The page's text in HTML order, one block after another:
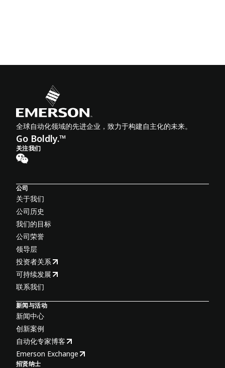
全球自动化领域的先进企业，致力于构建自主化的未来。
Go Boldly.™
关注我们
公司
关于我们
公司历史
我们的目标
公司荣誉
领导层
投资者关系
可持续发展
联系我们
新闻与活动
新闻中心
创新案例
自动化专家博客
Emerson Exchange
招贤纳士